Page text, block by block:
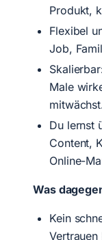
Produkt,
Flexibel
Job,
Male
Du lernst
Content,
Online-
Was
Kein